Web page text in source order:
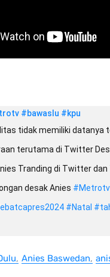
#bawaslu #kpu
tidak memiliki datanya
terutama di Twitter
Tranding di Twitter
desak Anies #Metrotv
#Natal
Anies Baswedan